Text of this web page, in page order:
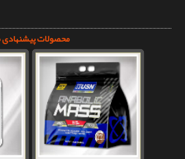
محصولات پیشنهادی